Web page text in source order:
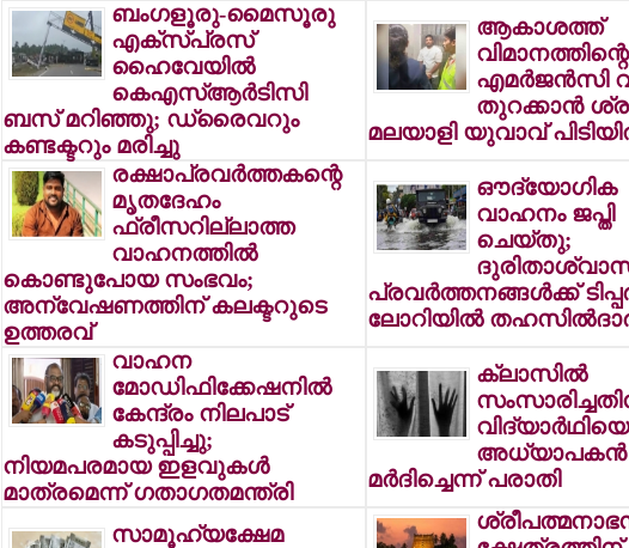
ബംഗളൂരു-മൈസൂരു
എക്‌സ്പ്രസ്
ഹൈവേയില്‍
കെഎസ്ആര്‍ടിസി
ബസ് മറിഞ്ഞു; ഡ്രൈവറും
കണ്ടക്ടറും മരിച്ചു
ആകാശത്ത്
വിമാനത്തിന്റെ
എമര്‍ജന്‍സി
തുറക്കാന്‍
മലയാളി യുവാവ്
രക്ഷാപ്രവര്‍ത്തകന്റെ
മൃതദേഹം
ഫ്രീസറില്ലാത്ത
വാഹനത്തില്‍
കൊണ്ടുപോയ സംഭവം;
അന്വേഷണത്തിന് കലക്ടറുടെ
ഉത്തരവ്
ഔദ്യോഗിക
വാഹനം ജപ്തി
ചെയ്തു;
പ്രവര്‍ത്തനങ്ങള്‍ക്ക്
ലോറിയില്‍
വാഹന
മോഡിഫിക്കേഷനില്‍
കേന്ദ്രം നിലപാട്
കടുപ്പിച്ചു;
നിയമപരമായ ഇളവുകള്‍
മാത്രമെന്ന് ഗതാഗതമന്ത്രി
ക്ലാസില്‍
വിദ്യാര്‍ഥിയെ
അധ്യാപകന്‍
മര്‍ദിച്ചെന്ന് പരാതി
സാമൂഹ്യക്ഷേമ